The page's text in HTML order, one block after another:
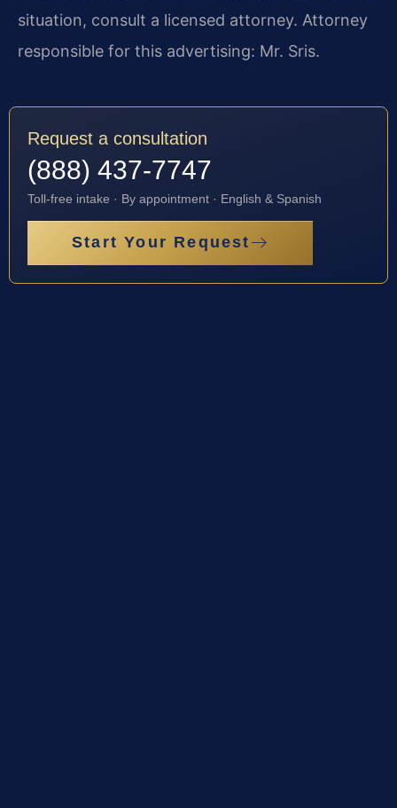
situation, consult a licensed attorney. Attorney
responsible for this advertising: Mr. Sris.
Request a consultation
(888) 437-7747
Toll-free intake · By appointment · English & Spanish
Start Your Request